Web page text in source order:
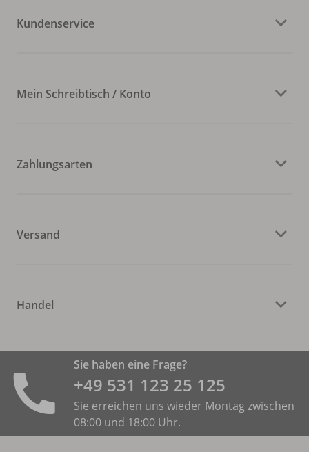
Kundenservice
Mein Schreibtisch / Konto
Zahlungsarten
Versand
Handel
Sie haben eine Frage?
+49 531 ­123 25 125
Sie erreichen uns wieder Montag zwischen
08:00 und 18:00 Uhr.